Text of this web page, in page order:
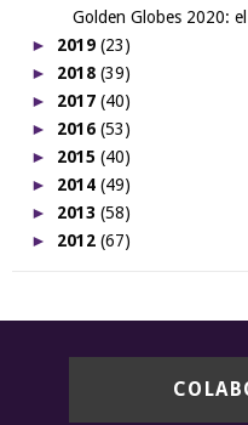
Golden Globes 2020:
► 2019 (23)
► 2018 (39)
► 2017 (40)
► 2016 (53)
► 2015 (40)
► 2014 (49)
► 2013 (58)
► 2012 (67)